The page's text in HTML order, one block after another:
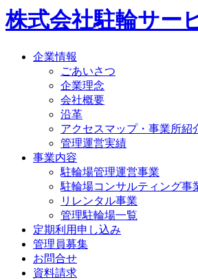
株式会社駐輪サー
企業情報
ごあいさつ
企業理念
会社概要
沿革
アクセスマップ・事業所紹
管理運営実績
事業内容
駐輪場管理運営事業
駐輪場コンサルティング事
リレンタル事業
管理駐輪場一覧
定期利用申し込み
管理員募集
お問合せ
資料請求